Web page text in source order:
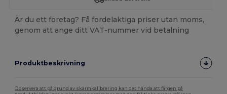
Är du ett företag? Få fördelaktiga priser utan moms,
genom att ange ditt VAT-nummer vid betalning
Produktbeskrivning
Observera att på grund av skärmkalibrering kan det hända att färgen på